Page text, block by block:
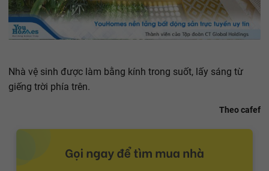
Nhà vệ sinh được làm bằng kính trong suốt, lấy sáng từ
giếng trời phía trên.
Theo cafef